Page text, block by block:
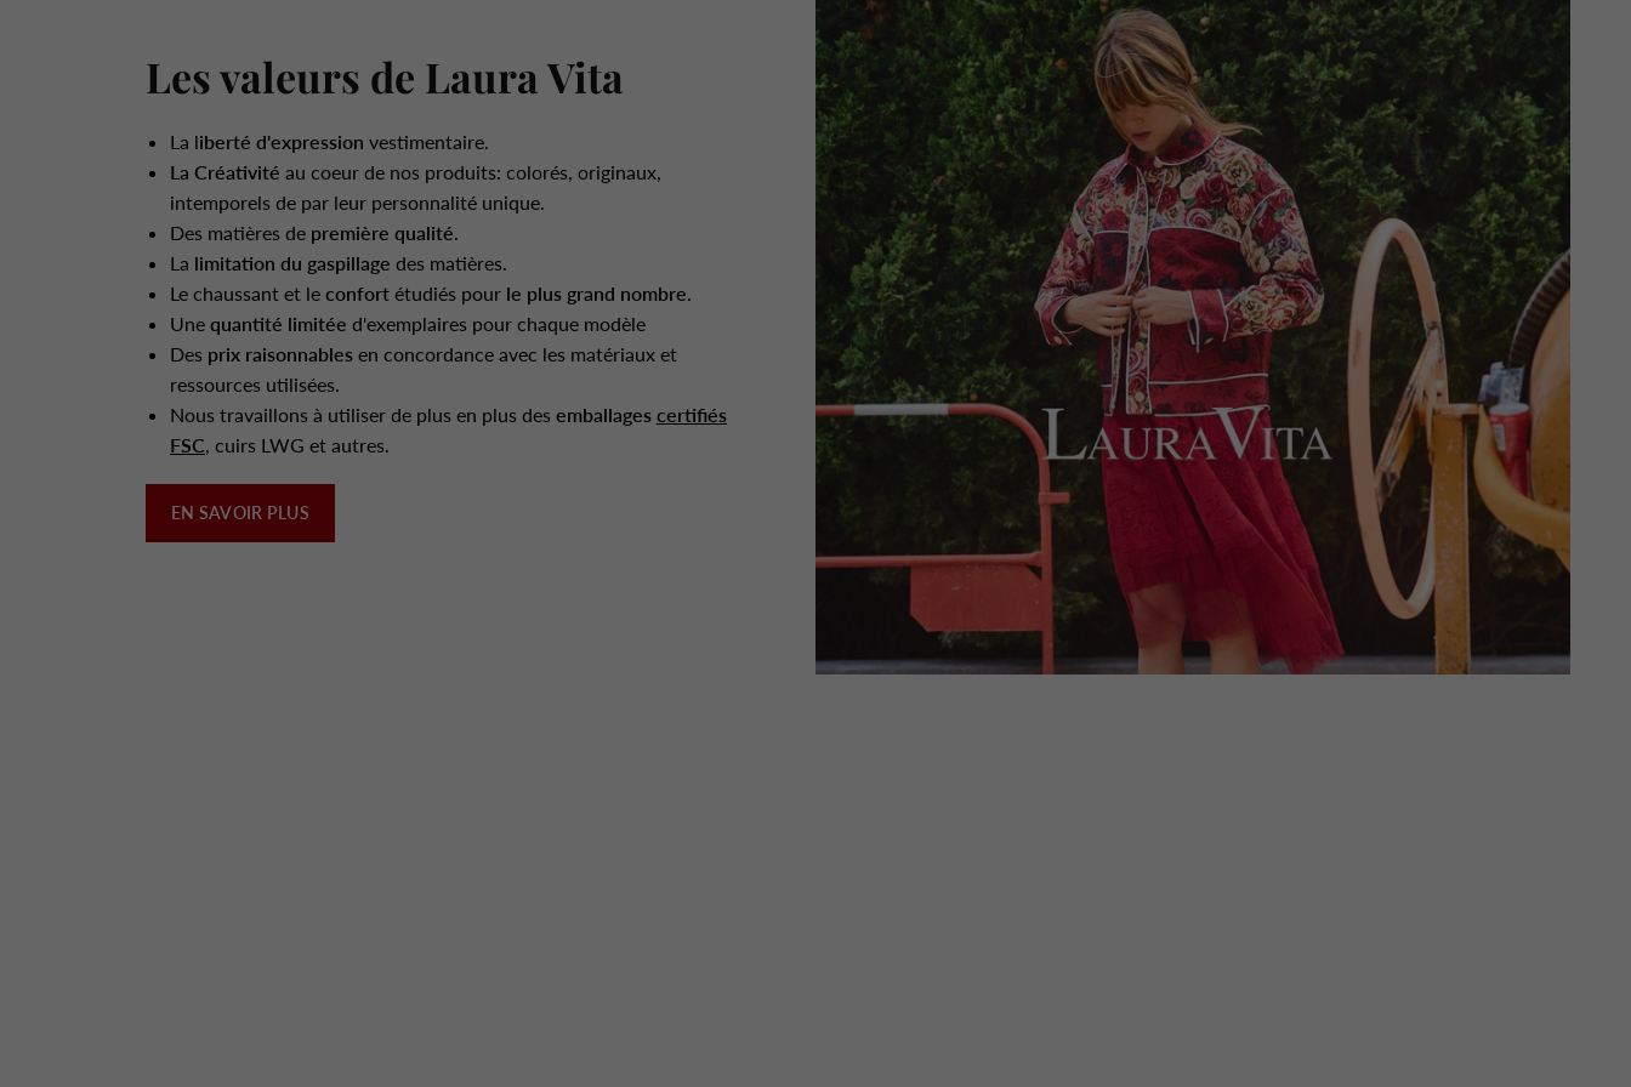
Les valeurs de Laura Vita
La liberté d'expression vestimentaire.
La Créativité au coeur de nos produits: colorés, originaux,
intemporels de par leur personnalité unique.
Des matières de première qualité.
La limitation du gaspillage des matières.
Le chaussant et le confort étudiés pour le plus grand nombre.
Une quantité limitée d'exemplaires pour chaque modèle
Des prix raisonnables en concordance avec les matériaux et
ressources utilisées.
Nous travaillons à utiliser de plus en plus des emballages certifiés
FSC, cuirs LWG et autres.
EN SAVOIR PLUS